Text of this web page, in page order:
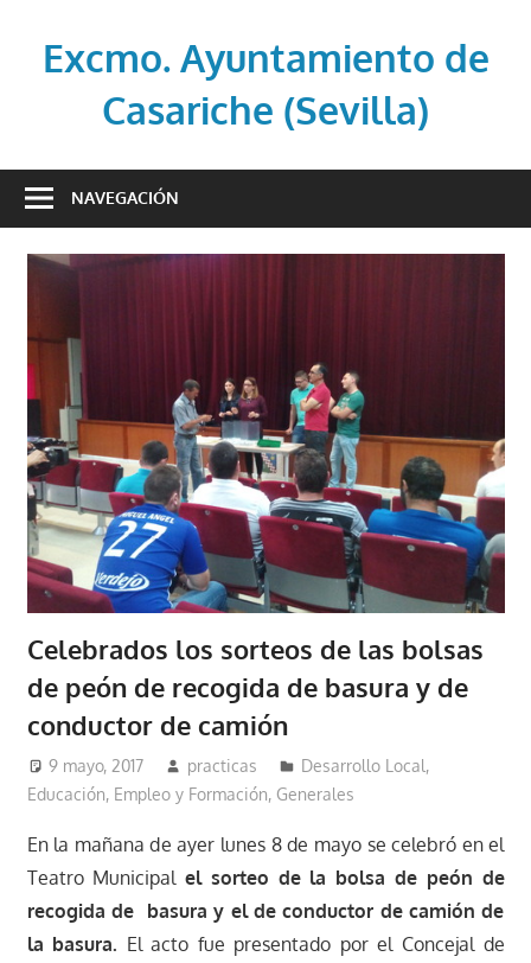
contenidoExcmo. Ayuntamiento de
Casariche (Sevilla)
oficial
Ayuntamiento
(Sevilla)
NAVEGACIÓN
Celebrados los sorteos de las bolsas
de peón de recogida de basura y de
conductor de camión
9 mayo, 2017 practicas Desarrollo Local,
Educación, Empleo y Formación, Generales
En la mañana de ayer lunes 8 de mayo se celebró en el
Teatro Municipalel sorteo de la bolsa de peón de
recogida de basura y el de conductor de camión de
la basura. El acto fue presentado por el Concejal de